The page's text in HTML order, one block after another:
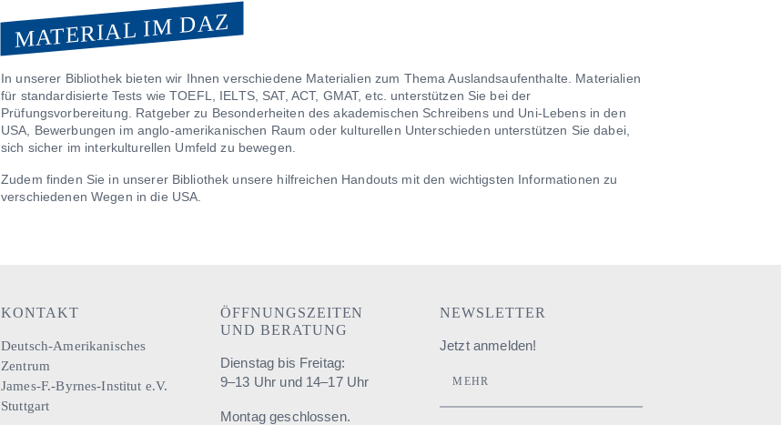
MATERIAL IM DAZ
In unserer Bibliothek bieten wir Ihnen verschiedene Materialien zum Thema Auslandsaufenthalte. Materialien
für standardisierte Tests wie TOEFL, IELTS, SAT, ACT, GMAT, etc. unterstützen Sie bei der
Prüfungsvorbereitung. Ratgeber zu Besonderheiten des akademischen Schreibens und Uni-Lebens in den
USA, Bewerbungen im anglo-amerikanischen Raum oder kulturellen Unterschieden unterstützen Sie dabei,
sich sicher im interkulturellen Umfeld zu bewegen.
Zudem finden Sie in unserer Bibliothek unsere hilfreichen Handouts mit den wichtigsten Informationen zu
verschiedenen Wegen in die USA.
KONTAKT
Deutsch-Amerikanisches
Zentrum
James-F.-Byrnes-Institut e.V.
Stuttgart
ÖFFNUNGSZEITEN
UND BERATUNG
Dienstag bis Freitag:
9–13 Uhr und 14–17 Uhr
Montag geschlossen.
NEWSLETTER
Jetzt anmelden!
MEHR